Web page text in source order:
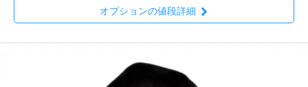
オプションの値段詳細